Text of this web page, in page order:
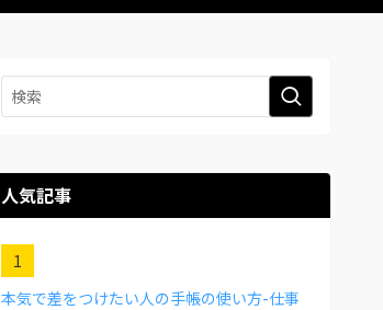
人気記事
本気で差をつけたい人の手帳の使い方-仕事